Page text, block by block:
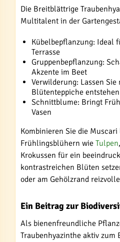
Die Breitblättrige
Multitalent in der
Kübelbepflanzung: Ideal
Terrasse
Gruppenbepflanzung:
Akzente im Beet
Verwilderung: Lassen
Blütenteppiche entstehen
Schnittblume: Bringt
Vasen
Kombinieren Sie die
Frühlingsblühern wie Tulpen,
Krokussen für ein
kontrastreichen Blüten
oder am Gehölzrand
Ein Beitrag zur
Als bienenfreundliche
Traubenhyazinthe aktiv